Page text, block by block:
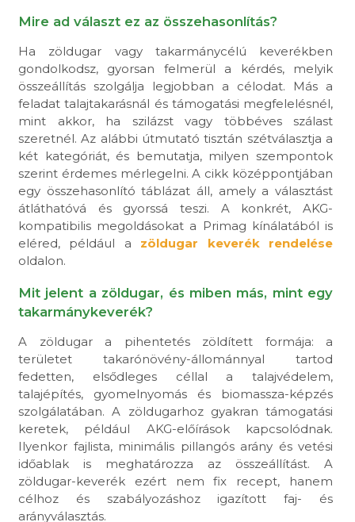
Mire ad választ ez az összehasonlítás?
Ha zöldugar vagy takarmánycélú keverékben
gondolkodsz, gyorsan felmerül a kérdés, melyik
összeállítás szolgálja legjobban a célodat. Más a
feladat talajtakarásnál és támogatási megfelelésnél,
mint akkor, ha szilázst vagy többéves szálast
szeretnél. Az alábbi útmutató tisztán szétválasztja a
két kategóriát, és bemutatja, milyen szempontok
szerint érdemes mérlegelni. A cikk középpontjában
egy összehasonlító táblázat áll, amely a választást
átláthatóvá és gyorssá teszi. A konkrét, AKG-
kompatibilis megoldásokat a Primag kínálatából is
eléred, például a zöldugar keverék rendelése
oldalon.
Mit jelent a zöldugar, és miben más, mint egy
takarmánykeverék?
A zöldugar a pihentetés zöldített formája: a
területet takarónövény-állománnyal tartod
fedetten, elsődleges céllal a talajvédelem,
talajépítés, gyomelnyomás és biomassza-képzés
szolgálatában. A zöldugarhoz gyakran támogatási
keretek, például AKG-előírások kapcsolódnak.
Ilyenkor fajlista, minimális pillangós arány és vetési
időablak is meghatározza az összeállítást. A
zöldugar-keverék ezért nem fix recept, hanem
célhoz és szabályozáshoz igazított faj- és
arányválasztás.